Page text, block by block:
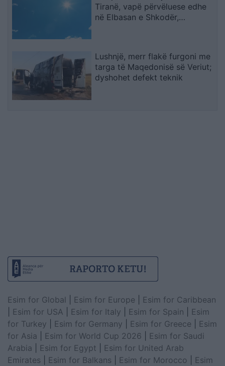
Tiranë, vapë përvëluese edhe
në Elbasan e Shkodër,
Lushnjë, merr flakë furgoni me
targa të Maqedonisë së Veriut;
dyshohet defekt teknik
Esim for Global Esim for Europe
Esim for Caribbean
Esim for USA Esim for Italy Esim for Spain
Esim
for Turkey
Esim for Germany Esim for Greece
Esim
for Asia
Esim for World Cup 2026
Esim for Saudi
Arabia
Esim for Egypt
Esim for United Arab
Emirates
Esim for Balkans Esim for Morocco
Esim